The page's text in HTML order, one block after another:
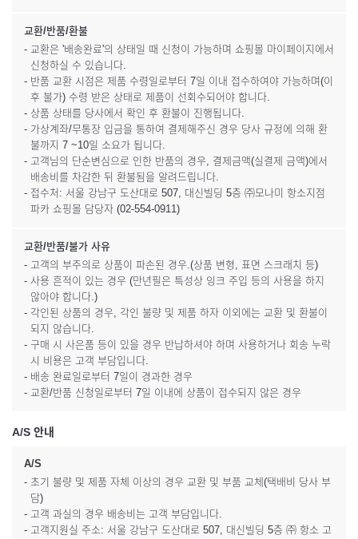
교환/반품/환불
- 교환은 '배송완료'의 상태일 때 신청이 가능하며 쇼핑몰 마이페이지에서
신청하실 수 있습니다.
- 반품 교환 시점은 제품 수령일로부터 7일 이내 접수하여야 가능하며(이
후 불가) 수령 받은 상태로 제품이 선회수되어야 합니다.
- 상품 상태를 당사에서 확인 후 환불이 진행됩니다.
- 가상계좌/무통장 입금을 통하여 결제해주신 경우 당사 규정에 의해 환
불까지 7 ~10일 소요가 됩니다.
- 고객님의 단순변심으로 인한 반품의 경우, 결제금액(실결제 금액)에서
배송비를 차감한 뒤 환불됨을 알려드립니다.
- 접수처: 서울 강남구 도산대로 507, 대신빌딩 5층 ㈜모나미 항소지점
파카 쇼핑몰 담당자 (02-554-0911)
교환/반품/불가 사유
- 고객의 부주의로 상품이 파손된 경우.(상품 변형, 표면 스크래치 등)
- 사용 흔적이 있는 경우 (만년필은 특성상 잉크 주입 등의 사용을 하지
않아야 합니다.)
- 각인된 상품의 경우, 각인 불량 및 제품 하자 이외에는 교환 및 환불이
되지 않습니다.
- 구매 시 사은품 등이 있을 경우 반납하셔야 하며 사용하거나 회송 누락
시 비용은 고객 부담입니다.
- 배송 완료일로부터 7일이 경과한 경우
- 교환/반품 신청일로부터 7일 이내에 상품이 접수되지 않은 경우
A/S 안내
A/S
- 초기 불량 및 제품 자체 이상의 경우 교환 및 부품 교체(택배비 당사 부
담)
- 고객 과실의 경우 배송비는 고객 부담입니다.
- 고객지원실 주소: 서울 강남구 도산대로 507, 대신빌딩 5층 ㈜ 항소 고